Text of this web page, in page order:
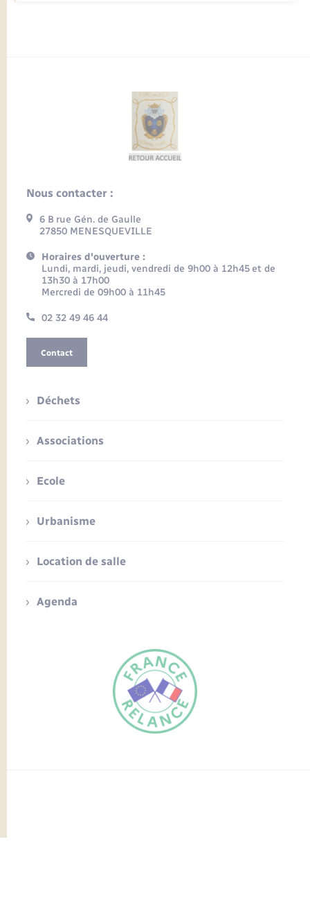
FR
Nous contacter :
6 B rue Gén. de Gaulle
27850 MENESQUEVILLE
Horaires d'ouverture :
Lundi, mardi, jeudi, vendredi de 9h00 à 12h45 et de
13h30 à 17h00
Mercredi de 09h00 à 11h45
02 32 49 46 44
Contact
Déchets
Associations
Ecole
Urbanisme
Location de salle
Agenda